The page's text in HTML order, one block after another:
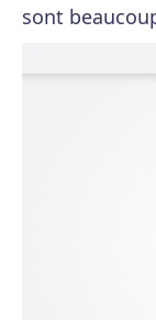
sont